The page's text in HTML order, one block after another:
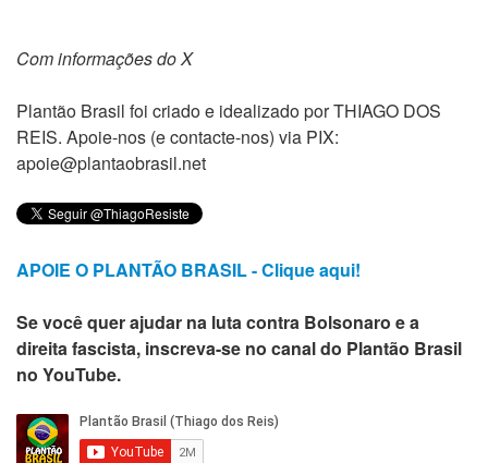
Com informações do X
Plantão Brasil foi criado e idealizado por THIAGO DOS
REIS. Apoie-nos (e contacte-nos) via PIX:
apoie@plantaobrasil.net
APOIE O PLANTÃO BRASIL - Clique aqui!
Se você quer ajudar na luta contra Bolsonaro e a
direita fascista, inscreva-se no canal do Plantão Brasil
no YouTube.